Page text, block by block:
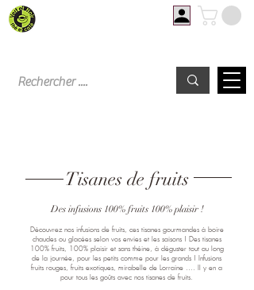
Tisanes de fruits
Des infusions 100% fruits 100% plaisir !
Découvrez nos infusions de fruits, ces tisanes gourmandes à boire
chaudes ou glacées selon vos envies et les saisons ! Des tisanes
100% fruits, 100% plaisir et sans théine, à déguster tout au long
de la journée, pour les petits comme pour les grands ! Infusions
fruits rouges, fruits exotiques, mirabelle de Lorraine …. Il y en a
pour tous les goûts avec nos tisanes de fruits.